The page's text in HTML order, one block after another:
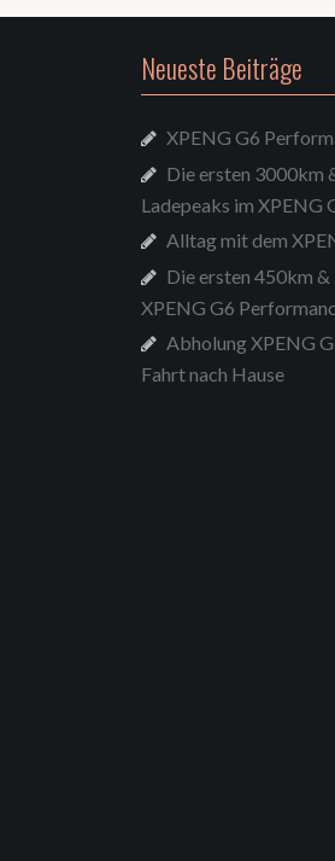
Neueste Beiträge
XPENG G6
Die ersten 3000km
Ladepeaks im XPENG
Alltag mit dem
Die ersten 450km &
XPENG G6
Abholung XPENG
Fahrt nach Hause